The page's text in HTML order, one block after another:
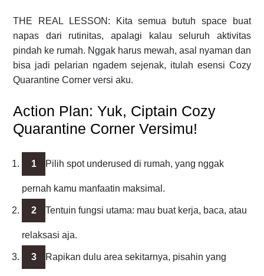
THE REAL LESSON: Kita semua butuh space buat
napas dari rutinitas, apalagi kalau seluruh aktivitas
pindah ke rumah. Nggak harus mewah, asal nyaman dan
bisa jadi pelarian ngadem sejenak, itulah esensi Cozy
Quarantine Corner versi aku.
Action Plan: Yuk, Ciptain Cozy
Quarantine Corner Versimu!
Pilih spot underused di rumah, yang nggak
pernah kamu manfaatin maksimal.
Tentuin fungsi utama: mau buat kerja, baca, atau
relaksasi aja.
Rapikan dulu area sekitarnya, pisahin yang